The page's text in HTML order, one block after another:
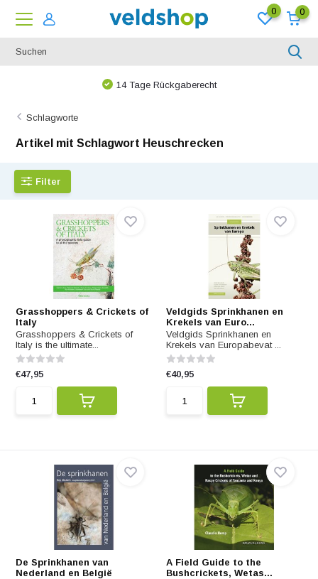
0 0
14 Tage Rückgaberecht
Schlagworte
Artikel mit Schlagwort Heuschrecken
Filter
Grasshoppers & Crickets of
Italy
Grasshoppers & Crickets of
Italy is the ultimate...
€47,95
Veldgids Sprinkhanen en
Krekels van Euro...
Veldgids Sprinkhanen en
Krekels van Europabevat ...
€40,95
De Sprinkhanen van
Nederland en België
A Field Guide to the
Bushcrickets, Wetas...